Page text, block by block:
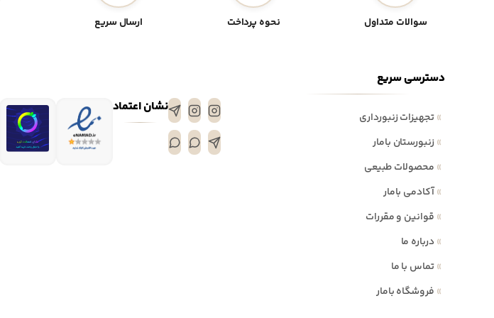
سوالات متداول نحوه پرداخت ارسال سریع
نشان اعتماد
دسترسی سریع
»تجهیزات زنبورداری
»زنبورستان بامار
» محصولات طبیعی
»آکادمی بامار
» قوانین و مقررات
» درباره ما
»تماس با ما
» فروشگاه بامار